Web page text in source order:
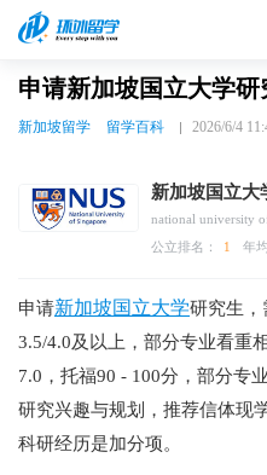
申请新加坡国立大学研
新加坡留学 留学百科 2026/6/4
新加坡国立大
national university
公立排名：
1 年
申请新加坡国立大学研究生，
3.5/4.0及以上，部分专业看重
7.0，托福90 - 100分，部分专
研究兴趣与规划，推荐信体现
科研经历是加分项。